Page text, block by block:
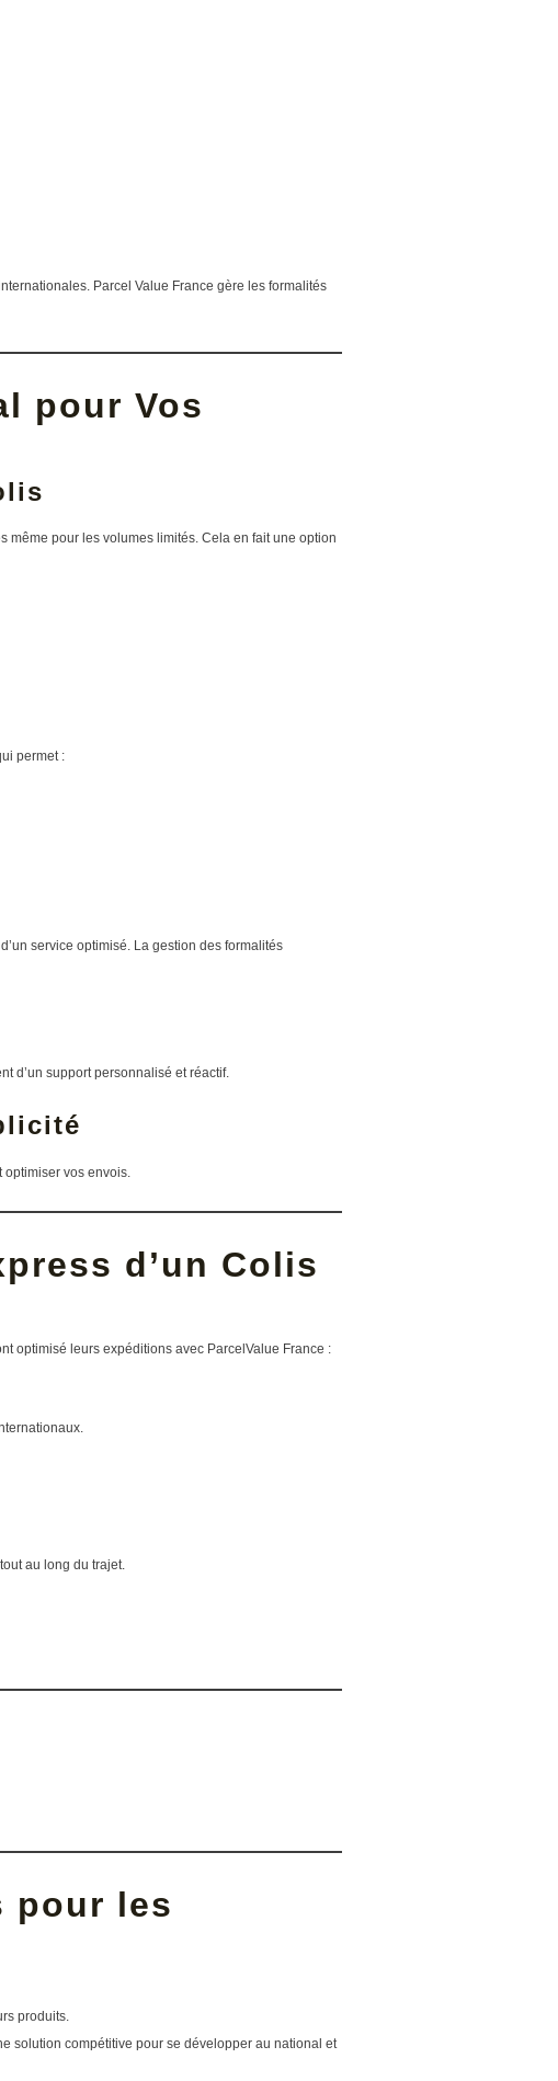
Parcel Value France gère les formalités
pour Vos
même pour les volumes limités. Cela en fait une option
permet :
service optimisé. La gestion des formalités
d’un support personnalisé et réactif.
optimiser vos envois.
d’un Colis
optimisé leurs expéditions avec ParcelValue France :
au long du trajet.
pour les
produits.
solution compétitive pour se développer au national et